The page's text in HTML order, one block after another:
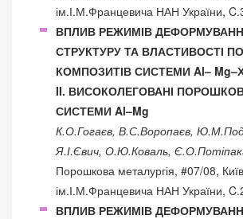
ім.І.М.Францевича НАН України,
ВПЛИВ РЕЖИМІВ
СТРУКТУРУ ТА ВЛАСТИВОСТІ
КОМПОЗИТІВ СИСТЕМИ Al–
II. ВИСОКОЛЕГОВАНІ
СИСТЕМИ Al–Mg
К.О.Гогаєв, В.С.Воропаєв,
Я.І.Євич, О.Ю.Коваль,
Порошкова металургія, #07/08,
ім.І.М.Францевича НАН України,
ВПЛИВ РЕЖИМІВ